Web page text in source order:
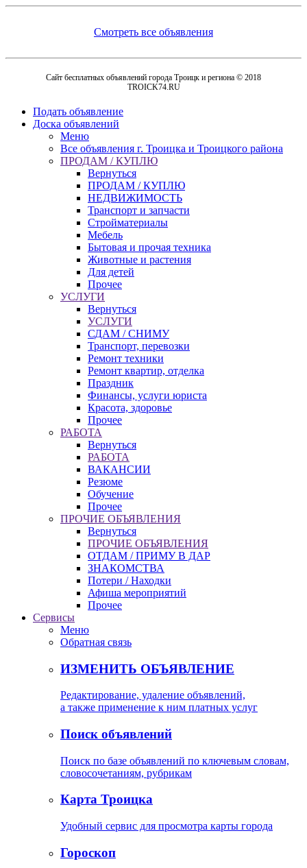
Смотреть все объявления
Сайт бесплатных объявлений города Троицк и региона © 2018
TROICK74.RU
Подать объявление
Доска объявлений
Меню
Все объявления г. Троицка и Троицкого района
ПРОДАМ / КУПЛЮ
Вернуться
ПРОДАМ / КУПЛЮ
НЕДВИЖИМОСТЬ
Транспорт и запчасти
Стройматериалы
Мебель
Бытовая и прочая техника
Животные и растения
Для детей
Прочее
УСЛУГИ
Вернуться
УСЛУГИ
СДАМ / СНИМУ
Транспорт, перевозки
Ремонт техники
Ремонт квартир, отделка
Праздник
Финансы, услуги юриста
Красота, здоровье
Прочее
РАБОТА
Вернуться
РАБОТА
ВАКАНСИИ
Резюме
Обучение
Прочее
ПРОЧИЕ ОБЪЯВЛЕНИЯ
Вернуться
ПРОЧИЕ ОБЪЯВЛЕНИЯ
ОТДАМ / ПРИМУ В ДАР
ЗНАКОМСТВА
Потери / Находки
Афиша мероприятий
Прочее
Сервисы
Меню
Обратная связь
ИЗМЕНИТЬ ОБЪЯВЛЕНИЕ
Редактирование, удаление объявлений,
а также применение к ним платных услуг
Поиск объявлений
Поиск по базе объявлений по ключевым словам,
словосочетаниям, рубрикам
Карта Троицка
Удобный сервис для просмотра карты города
Гороскоп